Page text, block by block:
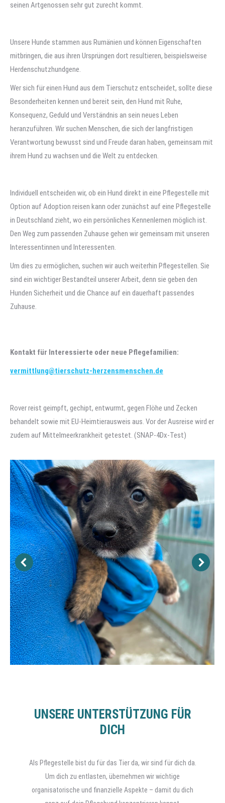
seinen Artgenossen sehr gut zurecht kommt.
Unsere Hunde stammen aus Rumänien und können Eigenschaften
mitbringen, die aus ihren Ursprüngen dort resultieren, beispielsweise
Herdenschutzhundgene.
Wer sich für einen Hund aus dem Tierschutz entscheidet, sollte diese
Besonderheiten kennen und bereit sein, den Hund mit Ruhe,
Konsequenz, Geduld und Verständnis an sein neues Leben
heranzuführen. Wir suchen Menschen, die sich der langfristigen
Verantwortung bewusst sind und Freude daran haben, gemeinsam mit
ihrem Hund zu wachsen und die Welt zu entdecken.
Individuell entscheiden wir, ob ein Hund direkt in eine Pflegestelle mit
Option auf Adoption reisen kann oder zunächst auf eine Pflegestelle
in Deutschland zieht, wo ein persönliches Kennenlernen möglich ist.
Den Weg zum passenden Zuhause gehen wir gemeinsam mit unseren
Interessentinnen und Interessenten.
Um dies zu ermöglichen, suchen wir auch weiterhin Pflegestellen. Sie
sind ein wichtiger Bestandteil unserer Arbeit, denn sie geben den
Hunden Sicherheit und die Chance auf ein dauerhaft passendes
Zuhause.
Kontakt für Interessierte oder neue Pflegefamilien:
vermittlung@tierschutz-herzensmenschen.de
Rover reist geimpft, gechipt, entwurmt, gegen Flöhe und Zecken
behandelt sowie mit EU-Heimtierausweis aus. Vor der Ausreise wird er
zudem auf Mittelmeerkrankheit getestet. (SNAP-4Dx-Test)
UNSERE UNTERSTÜTZUNG FÜR
DICH
Als Pflegestelle bist du für das Tier da, wir sind für dich da.
Um dich zu entlasten, übernehmen wir wichtige
organisatorische und finanzielle Aspekte – damit du dich